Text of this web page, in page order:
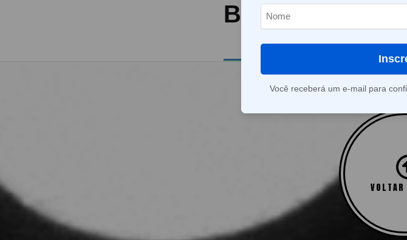
Bagas
Nenhum produto foi encontrado para a sua
VOLTAR
Você receberá um e-mail para